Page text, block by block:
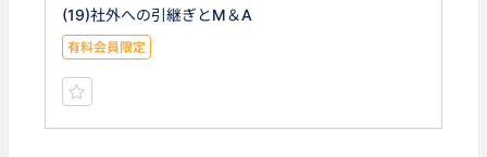
(19)社外への引継ぎとM＆A
有料会員限定